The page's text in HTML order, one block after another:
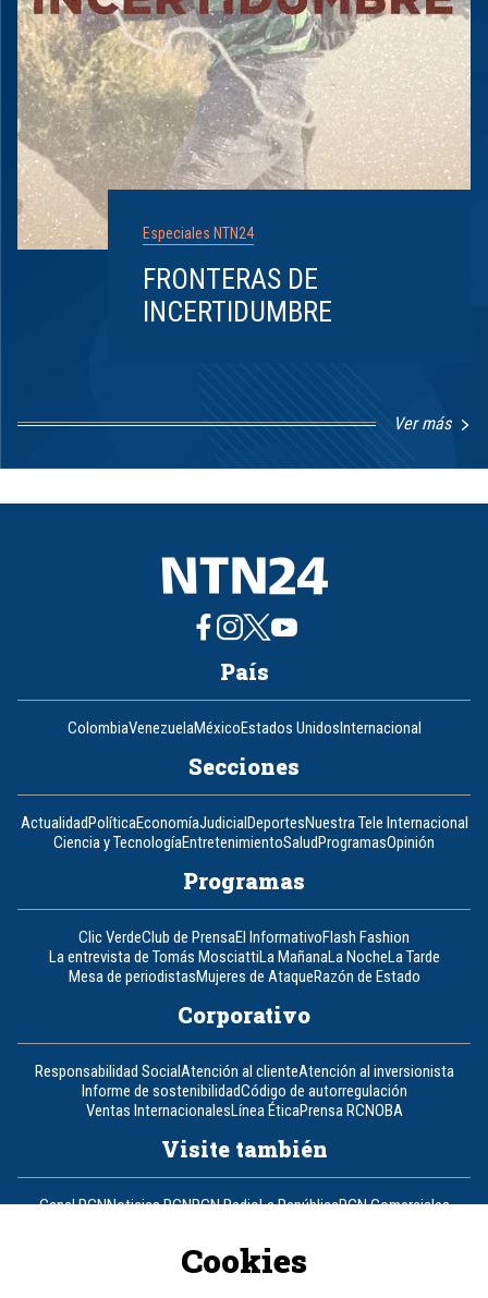
Especiales NTN24
FRONTERAS DE
INCERTIDUMBRE
Ver más
1
8
País
ColombiaVenezuelaMéxicoEstados UnidosInternacional
Secciones
ActualidadPolíticaEconomíaJudicialDeportesNuestra Tele Internacional
Ciencia y TecnologíaEntretenimientoSaludProgramasOpinión
Programas
Clic VerdeClub de PrensaEl InformativoFlash Fashion
La entrevista de Tomás MosciattiLa MañanaLa NocheLa Tarde
Mesa de periodistasMujeres de AtaqueRazón de Estado
Corporativo
Responsabilidad SocialAtención al clienteAtención al inversionista
Informe de sostenibilidadCódigo de autorregulación
Ventas InternacionalesLínea ÉticaPrensa RCNOBA
Visite también
Canal RCNNoticias RCNRCN RadioLa RepúblicaRCN Comerciales
Un producto de RCN Televisión
Contáctenos
Cookies